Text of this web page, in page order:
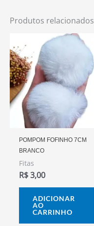
Produtos relacionados
POMPOM FOFINHO 7CM
BRANCO
Fitas
R$3,00
ADICIONAR
AO
CARRINHO